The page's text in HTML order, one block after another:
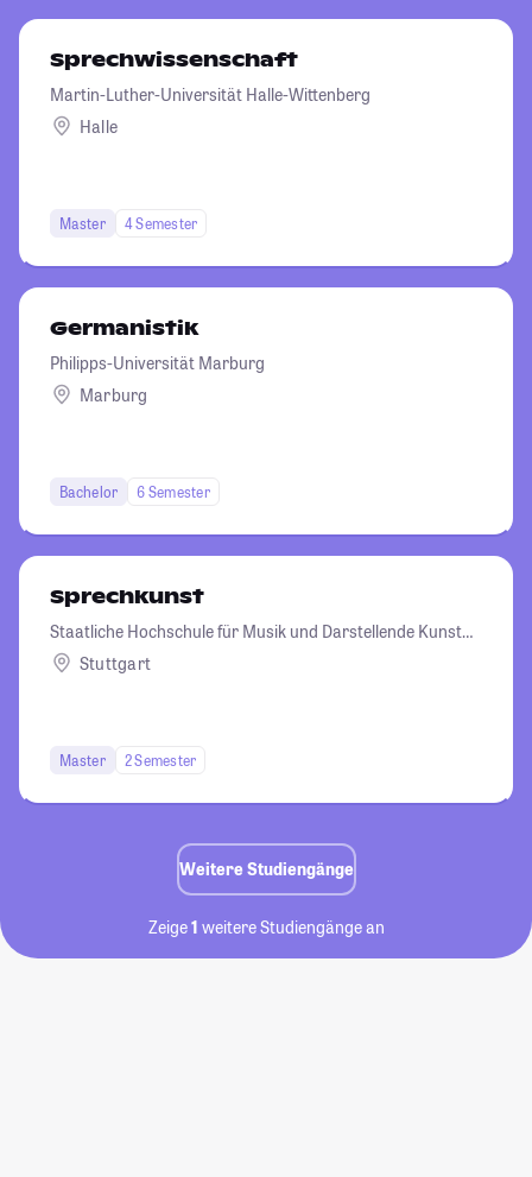
Sprechwissenschaft
Martin-Luther-Universität Halle-Wittenberg
Halle
Master 4 Semester
Germanistik
Philipps-Universität Marburg
Marburg
Bachelor 6 Semester
Sprechkunst
Staatliche Hochschule für Musik und Darstellende Kunst
Stuttgart
Stuttgart
Master 2 Semester
Weitere Studiengänge
Zeige1 weitere Studiengänge an